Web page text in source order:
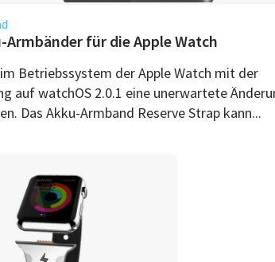
Armbänder für die Apple Watch
Betriebssystem der Apple Watch mit der
auf watchOS 2.0.1 eine unerwartete
Das Akku-Armband Reserve Strap kann...